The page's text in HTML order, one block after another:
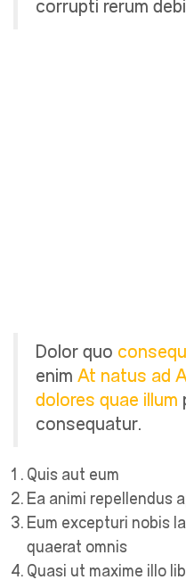
corrupti rerum
Dolor quo
enim At natus ad
dolores quae illum
consequatur.
Quis aut eum
Ea animi repellendus
Eum excepturi nobis
quaerat omnis
Quasi ut maxime illo